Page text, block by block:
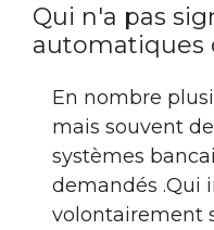
Qui n'a pas
automatiques
En nombre
mais souvent
systèmes
demandés .Qui
volontairement